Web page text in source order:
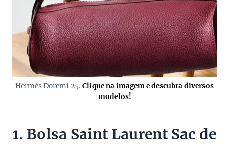
Hermès Doremi 25. Clique na imagem e descubra diversos
modelos!
1. Bolsa Saint Laurent Sac de